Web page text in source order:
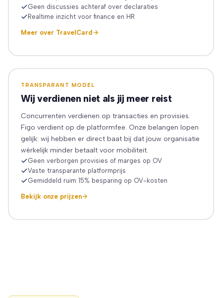
Geen discussies achteraf over declaraties
Realtime inzicht voor finance en HR
Meer over TravelCard
TRANSPARANT MODEL
Wij verdienen niet als jij meer reist
Concurrenten verdienen op transacties en provisies.
Figo verdient op de platformfee. Onze belangen lopen
gelijk: wij hebben er direct baat bij dat jouw organisatie
wérkelijk minder betaalt voor mobiliteit.
Geen verborgen provisies of marges op OV
Vaste transparante platformprijs
Gemiddeld ruim 15% besparing op OV-kosten
Bekijk onze prijzen